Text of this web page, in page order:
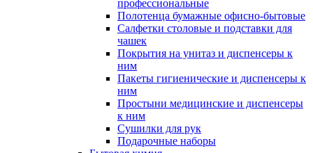
профессиональные
Полотенца бумажные офисно-бытовые
Салфетки столовые и подставки для
чашек
Покрытия на унитаз и диспенсеры к
ним
Пакеты гигиенические и диспенсеры к
ним
Простыни медицинские и диспенсеры
к ним
Сушилки для рук
Подарочные наборы